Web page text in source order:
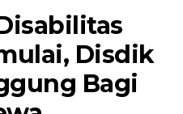
Disdik
Bagi